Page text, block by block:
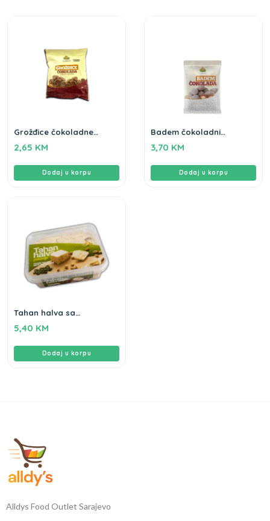
Grožđice čokoladne
2,65 KM
Dodaj u korpu
Badem čokoladni
3,70 KM
Dodaj u korpu
Tahan halva sa
250g
5,40 KM
Dodaj u korpu
Alldys Food Outlet Sarajevo